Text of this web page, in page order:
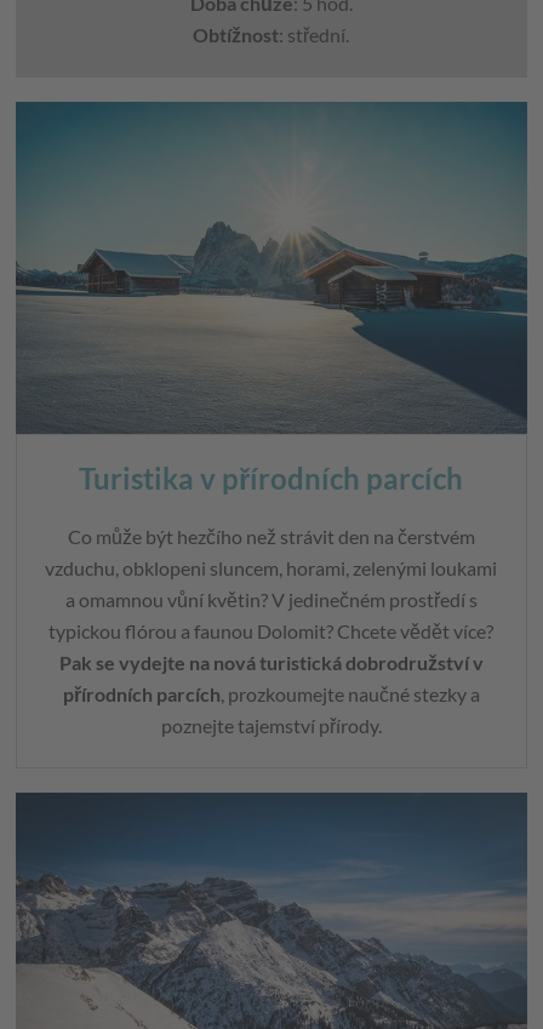
Obtížnost: střední.
Turistika v přírodních parcích
Co může být hezčího než strávit den na čerstvém
vzduchu, obklopeni sluncem, horami, zelenými loukami
a omamnou vůní květin? V jedinečném prostředí s
typickou flórou a faunou Dolomit? Chcete vědět více?
Pak se vydejte na nová turistická dobrodružství v
přírodních parcích, prozkoumejte naučné stezky a
poznejte tajemství přírody.